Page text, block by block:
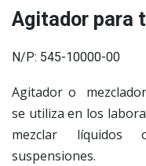
Agitador para
N/P: 545-10000-00
Agitador o
se utiliza en los
mezclar líquidos
suspensiones.